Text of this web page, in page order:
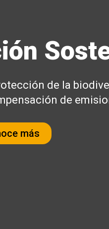
de la
de
más